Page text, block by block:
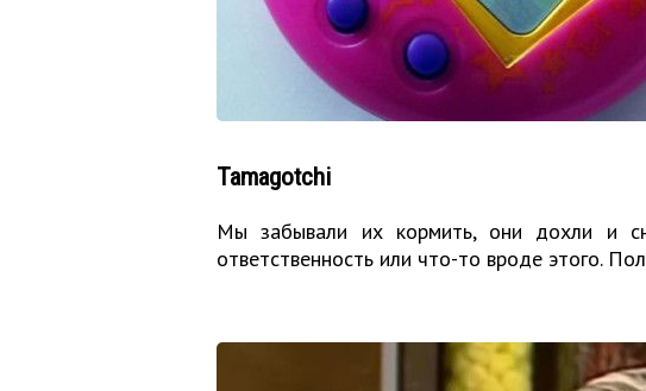
Tamagotchi
Мы забывали их кормить, они дохли и
ответственность или что-то вроде этого.